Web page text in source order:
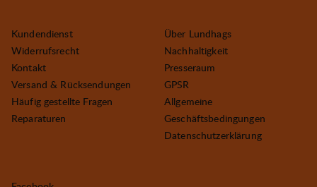
Kundendienst
Widerrufsrecht
Kontakt
Versand & Rücksendungen
Häufig gestellte Fragen
Reparaturen
Über Lundhags
Nachhaltigkeit
Presseraum
GPSR
Allgemeine
Geschäftsbedingungen
Datenschutzerklärung